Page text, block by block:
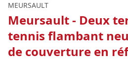
MEURSAULT
Meursault - Deux
tennis flambant
de couverture en